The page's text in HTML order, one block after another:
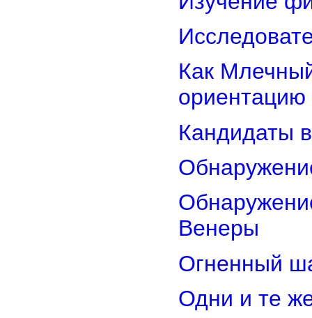
Как
ориентацию
Кандидаты
Венеры
Огненный
Одни и те